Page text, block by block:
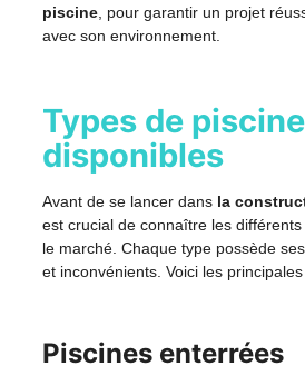
piscine , pour garantir un projet
avec son environnement.
Types de
disponibles
Avant de se lancer dans la
est crucial de connaître les
le marché. Chaque type possède
et inconvénients. Voici les
Piscines enterrées